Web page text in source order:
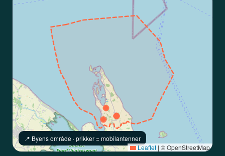
📍️ Byens område · prikker = mobilantenner
Leaflet | © OpenStreetMap